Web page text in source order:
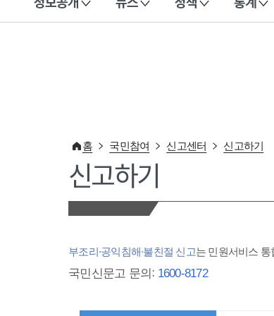
이 누리집은 대한민국 공식 전자정부 누리집입니다.
홈 국민참여 신고센터 신고하기
신고하기
부조리·공익침해·불친절 신고는 민원서비스
국민신문고 문의: 1600-8172